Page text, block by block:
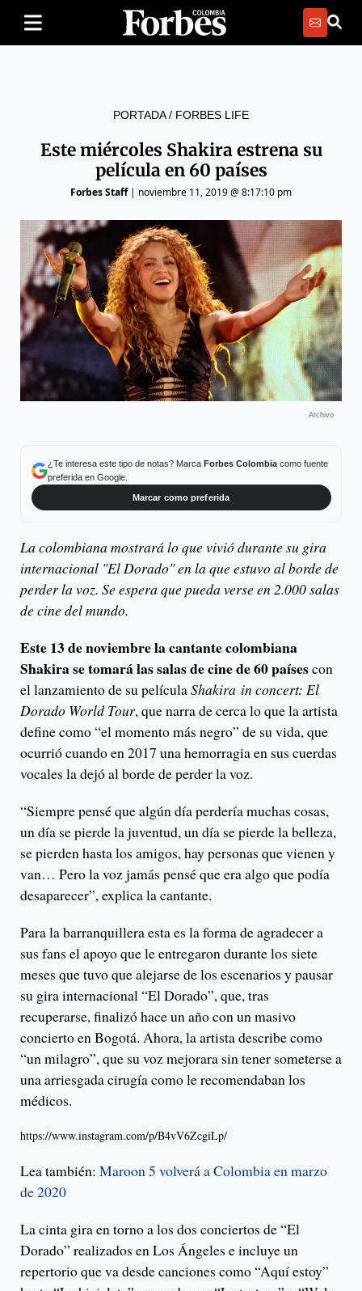
PORTADA/ FORBES LIFE
Este miércoles Shakira estrena su
película en 60 países
Forbes Staff| noviembre 11, 2019 @ 8:17:10 pm
Archivo
¿Te interesa este tipo de notas? Marca Forbes Colombiacomo fuente
preferida en Google.
Marcar como preferida
La colombiana mostrará lo que vivió durante su gira
internacional "El Dorado" en la que estuvo al borde de
perder la voz. Se espera que pueda verse en 2.000 salas
de cine del mundo.
Este 13 de noviembre la cantante colombiana
Shakira se tomará las salas de cine de 60 paísescon
el lanzamiento de su películaShakira in concert: El
Dorado World Tour, que narra de cerca lo que la artista
define como “el momento más negro” de su vida, que
ocurrió cuando en 2017 una hemorragia en sus cuerdas
vocales la dejó al borde de perder la voz.
“Siempre pensé que algún día perdería muchas cosas,
un día se pierde la juventud, un día se pierde la belleza,
se pierden hasta los amigos, hay personas que vienen y
van… Pero la voz jamás pensé que era algo que podía
desaparecer”, explica la cantante.
Para la barranquillera esta es la forma de agradecer a
sus fans el apoyo que le entregaron durante los siete
meses que tuvo que alejarse de los escenarios y pausar
su gira internacional “El Dorado”, que, tras
recuperarse, finalizó hace un año con un masivo
concierto en Bogotá. Ahora, la artista describe como
“un milagro”, que su voz mejorara sin tener someterse a
una arriesgada cirugía como le recomendaban los
médicos.
https://www.instagram.com/p/B4vV6ZcgiLp/
Lea también: Maroon 5 volverá a Colombia en marzo
de 2020
La cinta gira en torno a los dos conciertos de “El
Dorado” realizados en Los Ángeles e incluye un
repertorio que va desde canciones como “Aquí estoy”